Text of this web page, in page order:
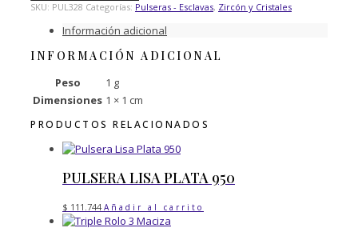
SKU: PUL328 Categorías: Pulseras - Esclavas, Zircón y Cristales
Información adicional
INFORMACIÓN ADICIONAL
Peso
1 g
Dimensiones 1 × 1 cm
PRODUCTOS RELACIONADOS
PULSERA LISA PLATA 950
$ 111.744 Añadir al carrito